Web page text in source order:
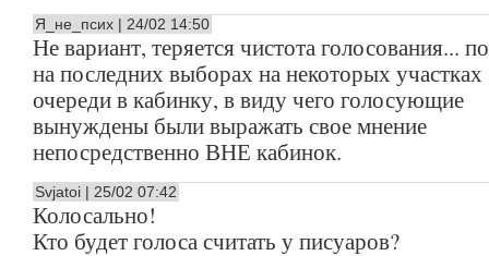
Я_не_псих | 24/02 14:50
Не вариант, теряется чистота голосования...
на последних выборах на некоторых
очереди в кабинку, в виду чего голосующие
вынуждены были выражать свое мнение
непосредственно ВНЕ кабинок.
Svjatoi | 25/02 07:42
Колосально!
Кто будет голоса считать у писуаров?